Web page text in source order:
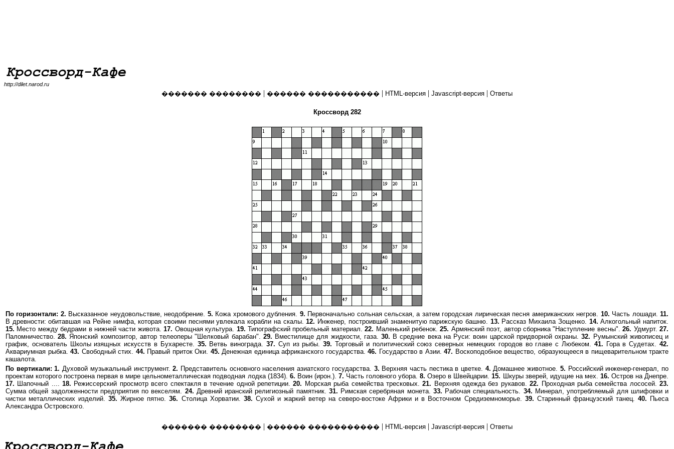
http://dilet.narod.ru
������� �������� | ������ ����������� | HTML-версия | Javascript-версия | Ответы
Кроссворд 282
По горизонтали: 2. Высказанное неудовольствие, неодобрение. 5. Кожа хромового дубления. 9. Первоначально сольная сельская, а затем городская лирическая песня американских негров. 10. Часть лошади.11.
В древности: обитавшая на Рейне нимфа, которая своими песнями увлекала корабли на скалы.12. Инженер, построивший знаменитую парижскую башню. 13. Рассказ Михаила Зощенко. 14. Алкогольный напиток.
15. Место между бедрами в нижней части живота.17. Овощная культура. 19. Типографский пробельный материал.22. Маленький ребенок.25. Армянский поэт, автор сборника "Наступление весны".26. Удмурт.27.
Паломничество.28. Японский композитор, автор телеоперы "Шелковый барабан". 29. Вместилище для жидкости, газа.30. В средние века на Руси: воин царской придворной охраны.32. Румынский живописец и
график, основатель Школы изящных искусств в Бухаресте. 35. Ветвь винограда.37. Суп из рыбы.39. Торговый и политический союз северных немецких городов во главе с Любеком. 41. Гора в Судетах.42.
Аквариумная рыбка. 43. Свободный стих. 44. Правый приток Оки. 45. Денежная единица африканского государства. 46. Государство в Азии. 47. Воскоподобное вещество, образующееся в пищеварительном тракте
кашалота.
По вертикали:1. Духовой музыкальный инструмент.2. Представитель основного населения азиатского государства. 3. Верхняя часть пестика в цветке. 4. Домашнее животное. 5. Российский инженер-генерал, по
проектам которого построена первая в мире цельнометаллическая подводная лодка (1834). 6. Воин (ирон.). 7. Часть головного убора.8. Озеро в Швейцарии.15. Шкуры зверей, идущие на мех. 16. Остров на Днепре.
17. Шапочный ....18. Режиссерский просмотр всего спектакля в течение одной репетиции.20. Морская рыба семейства тресковых.21. Верхняя одежда без рукавов.22. Проходная рыба семейства лососей.23.
Сумма общей задолженности предприятия по векселям. 24. Древний иранский религиозный памятник. 31. Римская серебряная монета. 33. Рабочая специальность. 34. Минерал, употребляемый для шлифовки и
чистки металлических изделий.35. Жирное пятно.36. Столица Хорватии. 38. Сухой и жаркий ветер на северо-востоке Африки и в Восточном Средиземноморье. 39. Старинный французский танец. 40. Пьеса
Александра Островского.
������� �������� | ������ ����������� | HTML-версия | Javascript-версия | Ответы